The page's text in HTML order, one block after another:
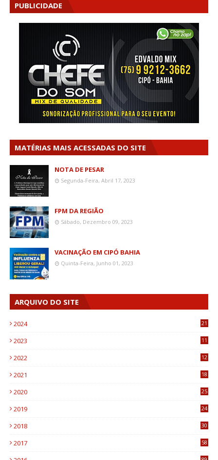
PUBLICIDADE
MATÉRIAS MAIS ACESSADAS DO SITE
NOTA DE PESAR
Segunda-Feira, Abril 17, 2023
FPM DA REGIÃO
Sábado, Dezembro 09, 2023
VACINAÇÃO EM CIPÓ BAHIA
Quinta-Feira, Junho 01, 2023
ARQUIVO DO SITE
2024 21
2023
11
2022
12
2021
18
2020
25
2019
24
2018
30
2017
58